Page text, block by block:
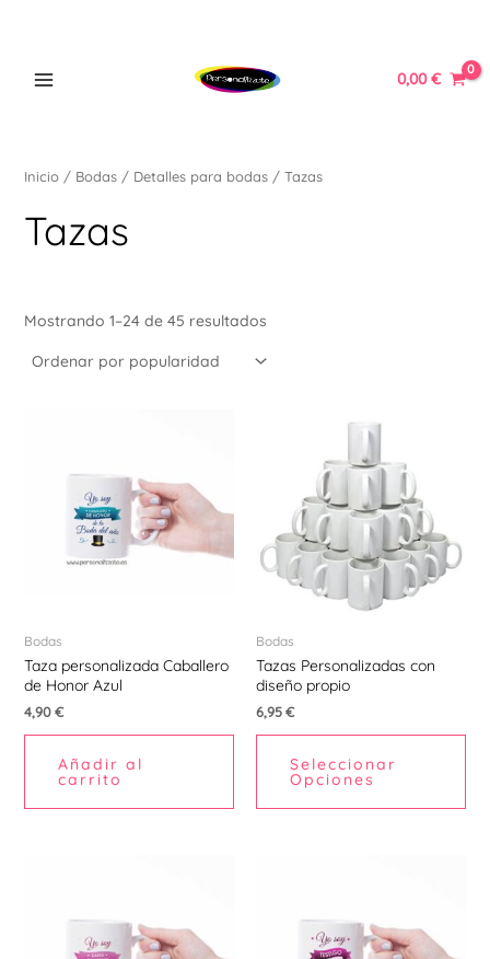
0,00€
Inicio/ Bodas/ Detalles para bodas/ Tazas
Tazas
Mostrando 1–24 de 45 resultados
Bodas
Taza personalizada Caballero
de Honor Azul
4,90€
Añadir al
carrito
Bodas
Tazas Personalizadas con
diseño propio
6,95€
Seleccionar
Opciones